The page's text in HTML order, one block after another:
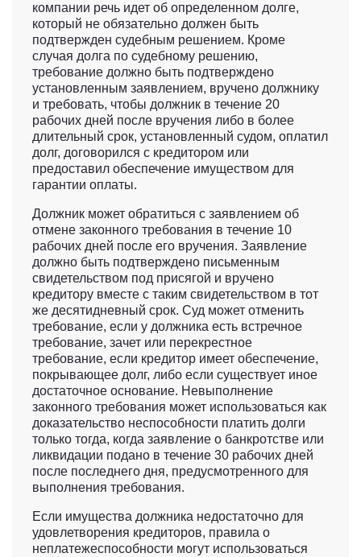
компании речь идет об определенном долге,
который не обязательно должен быть
подтвержден судебным решением. Кроме
случая долга по судебному решению,
требование должно быть подтверждено
установленным заявлением, вручено должнику
и требовать, чтобы должник в течение 20
рабочих дней после вручения либо в более
длительный срок, установленный судом, оплатил
долг, договорился с кредитором или
предоставил обеспечение имуществом для
гарантии оплаты.
Должник может обратиться с заявлением об
отмене законного требования в течение 10
рабочих дней после его вручения. Заявление
должно быть подтверждено письменным
свидетельством под присягой и вручено
кредитору вместе с таким свидетельством в тот
же десятидневный срок. Суд может отменить
требование, если у должника есть встречное
требование, зачет или перекрестное
требование, если кредитор имеет обеспечение,
покрывающее долг, либо если существует иное
достаточное основание. Невыполнение
законного требования может использоваться как
доказательство неспособности платить долги
только тогда, когда заявление о банкротстве или
ликвидации подано в течение 30 рабочих дней
после последнего дня, предусмотренного для
выполнения требования.
Если имущества должника недостаточно для
удовлетворения кредиторов, правила о
неплатежеспособности могут использоваться